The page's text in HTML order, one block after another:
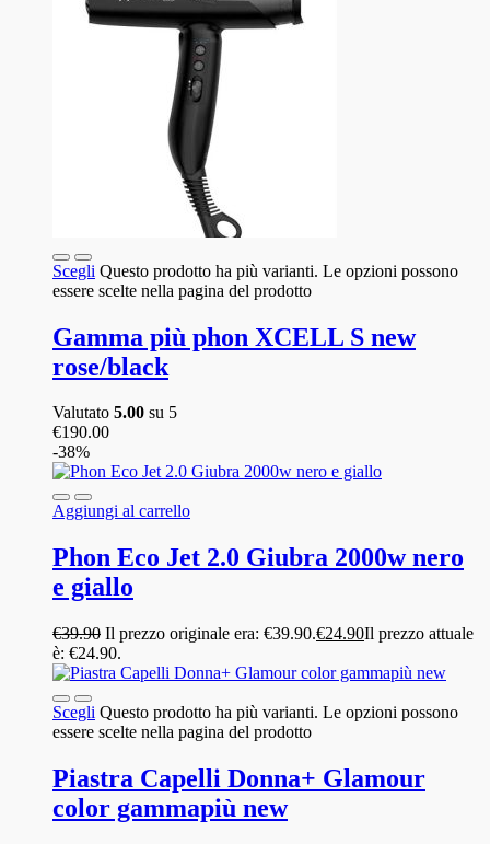
Scegli Questo prodotto ha più varianti. Le opzioni possono
essere scelte nella pagina del prodotto
Gamma più phon XCELL S new
rose/black
Valutato 5.00 su 5
€190.00
-38%
Aggiungi al carrello
Phon Eco Jet 2.0 Giubra 2000w nero
e giallo
€39.90 Il prezzo originale era: €39.90.€24.90Il prezzo attuale
è: €24.90.
Scegli Questo prodotto ha più varianti. Le opzioni possono
essere scelte nella pagina del prodotto
Piastra Capelli Donna+ Glamour
color gammapiù new